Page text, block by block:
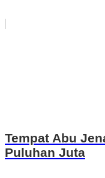
Tempat Abu
Puluhan Juta